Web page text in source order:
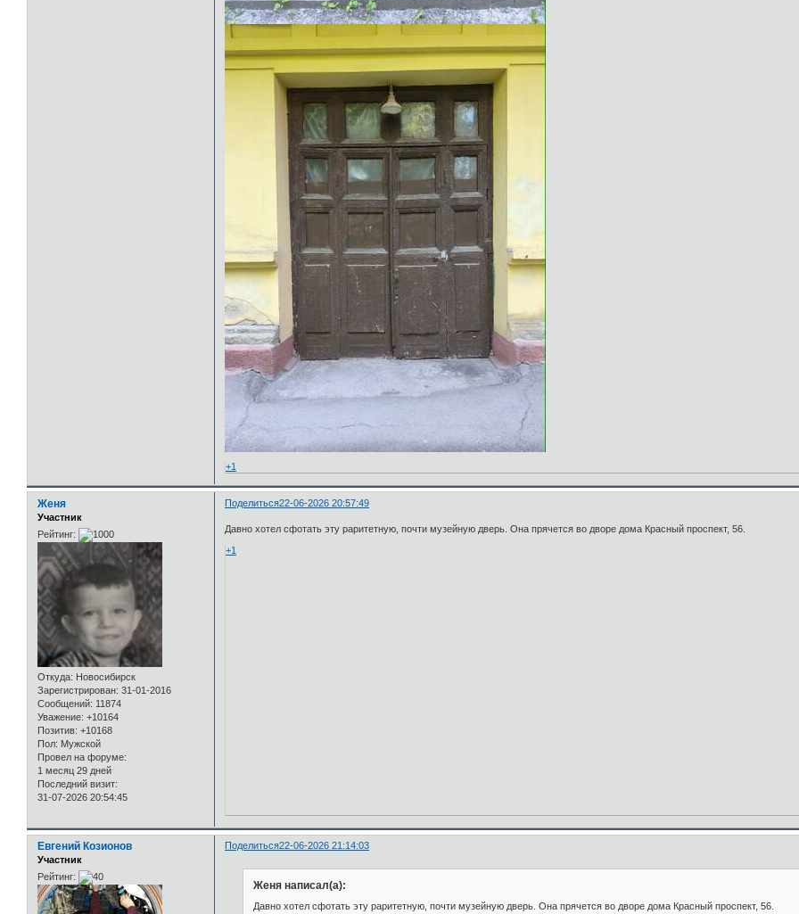
+1
Поделиться22-06-2026 20:57:49
Женя
Участник
Рейтинг:
Откуда: Новосибирск
Зарегистрирован: 31-01-2016
Сообщений: 11874
Уважение: +10164
Позитив: +10168
Пол: Мужской
Провел на форуме:
1 месяц 29 дней
Последний визит:
31-07-2026 20:54:45
Давно хотел сфотать эту раритетную, почти музейную дверь. Она прячется во дворе дома Красный проспект, 56.
+1
Поделиться22-06-2026 21:14:03
Евгений Козионов
Участник
Рейтинг:
Женя написал(а):
Давно хотел сфотать эту раритетную, почти музейную дверь. Она прячется во дворе дома Красный проспект, 56.